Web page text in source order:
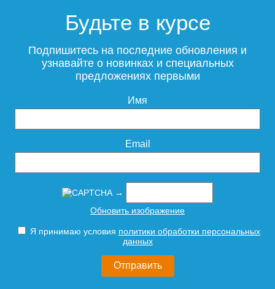
Будьте в курсе
Подпишитесь на последние обновления и
узнавайте о новинках и специальных
предложениях первыми
Имя
Email
→
Обновить изображение
Я принимаю условия политики обработки персональных
данных